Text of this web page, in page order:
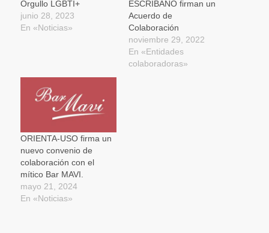
Orgullo LGBTI+
junio 28, 2023
En «Noticias»
ESCRIBANO firman un
Acuerdo de
Colaboración
noviembre 29, 2022
En «Entidades
colaboradoras»
ORIENTA-USO firma un
nuevo convenio de
colaboración con el
mítico Bar MAVI.
mayo 21, 2024
En «Noticias»